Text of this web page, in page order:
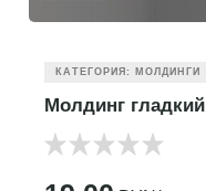
КАТЕГОРИЯ: МОЛДИНГИ
Молдинг